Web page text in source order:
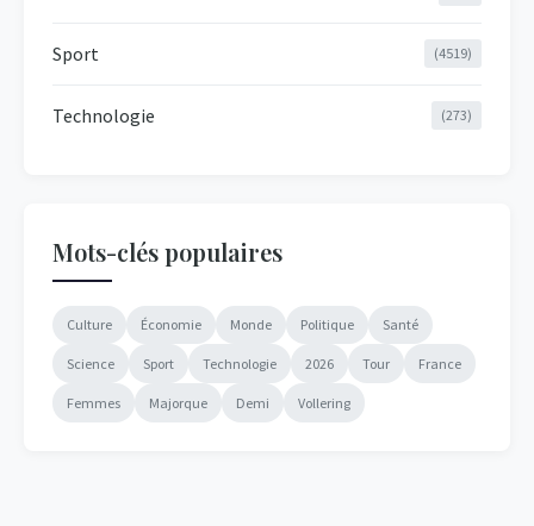
Sport (4519)
Technologie (273)
Mots-clés populaires
Culture Économie Monde Politique Santé
Science Sport Technologie 2026 Tour France
Femmes Majorque Demi Vollering